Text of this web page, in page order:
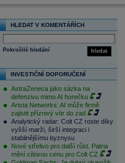
HLEDAT V KOMENTÁŘÍCH
hledat
Pokročilé hledání
INVESTIČNÍ DOPORUČENÍ
AstraZeneca jako sázka na
defenzivu mimo AI horečku
Arista Networks: AI může firmě
zajistit příznivý vítr do zad
Analytický radar: Colt CZ roste díky
vyšší marži, širší integraci i
stabilnějšímu byznysu
Nové střelivo pro další růst. Patria
mění cílovou cenu pro Colt CZ